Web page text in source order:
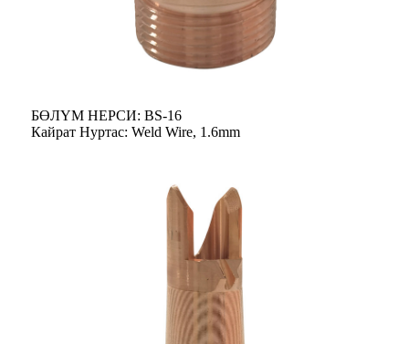
БӨЛҮМ НЕРСИ: BS-16
Кайрат Нуртас: Weld Wire, 1.6mm